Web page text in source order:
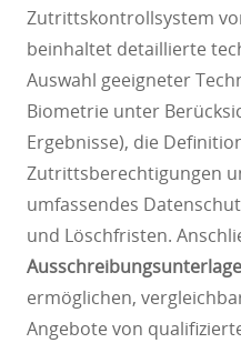
Zutrittskontrollsystem
beinhaltet detaillierte
Auswahl geeigneter
Biometrie unter
Ergebnisse), die
Zutrittsberechtigungen
umfassendes
und Löschfristen.
ermöglichen,
Angebote von